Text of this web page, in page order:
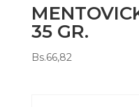
35 GR.
Bs.66,82